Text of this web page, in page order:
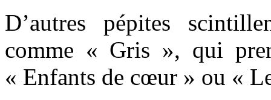
D’autres pépites
comme « Gris », qui
« Enfants de cœur » ou «